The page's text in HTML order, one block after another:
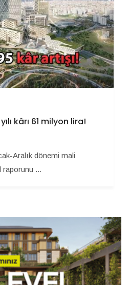
kârı 61 milyon lira!
Aralık dönemi mali
raporunu ...